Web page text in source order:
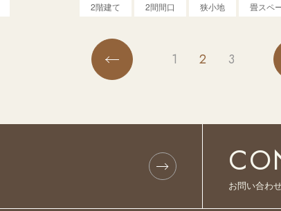
2階建て 2間間口 狭小地 畳スペ
1 2 3
お問い合わ